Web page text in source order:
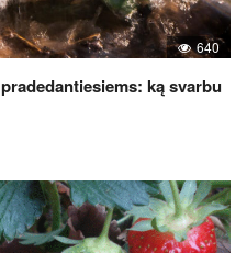
640
ką svarbu